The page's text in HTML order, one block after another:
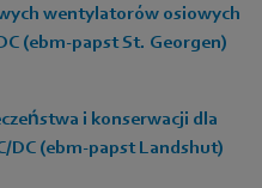
wentylatorów osiowych
(ebm-papst St. Georgen)
i konserwacji dla
DC (ebm-papst Landshut)